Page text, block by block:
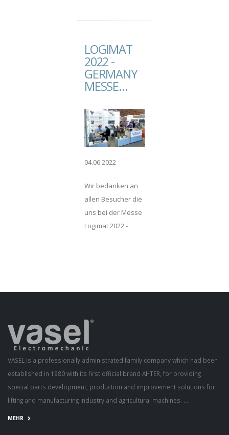
LOGIMAT
2022 -
GERMANY
MESSE...
04.06.2022
Wir bedanken an
allen Besucher die
uns bei der Messe
Logimat 2022 -
VASEL is a professionally administrated family company which had been
established in 1980 with its first official brand AHTER, for providing
special parts development, production and improvement solutions for
lifting and manufacturing industry and agricultural machines. ...
MEHR